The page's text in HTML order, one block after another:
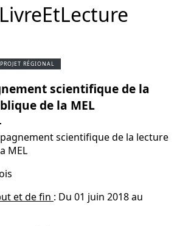
PROJET RÉGIONAL
scientifique de la
de la MEL
scientifique de la lecture
MEL
et de fin : Du 01 juin 2018 au